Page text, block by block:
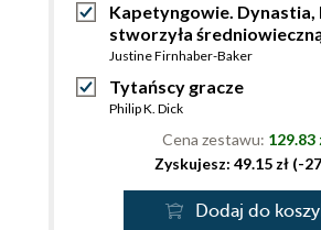
Kapetyngowie.
stworzyła
Justine Firnhaber-Baker
Tytańscy gracze
Philip K. Dick
Cena zestawu: 129.83
Zyskujesz: 49.15 zł (-
Dodaj do